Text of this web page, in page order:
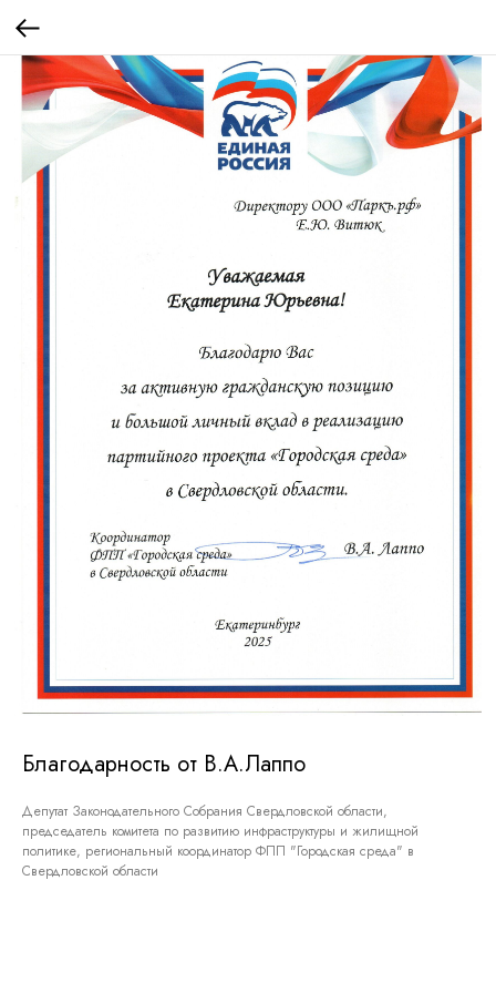
Благодарность от В.А.Лаппо
Депутат Законодательного Собрания Свердловской области,
председатель комитета по развитию инфраструктуры и жилищной
политике, региональный координатор ФПП "Городская среда" в
Свердловской области